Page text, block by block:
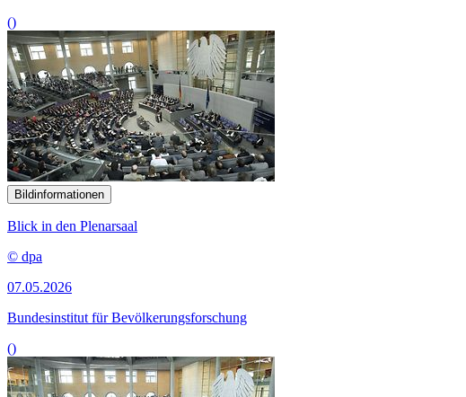
()
Bildinformationen
Blick in den Plenarsaal
© dpa
07.05.2026
Bundesinstitut für Bevölkerungsforschung
()